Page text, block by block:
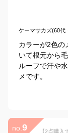
ケーマサカズ(60代
カラーが2色の
いて根元から
ルーフで汗や
メです。
no. 9